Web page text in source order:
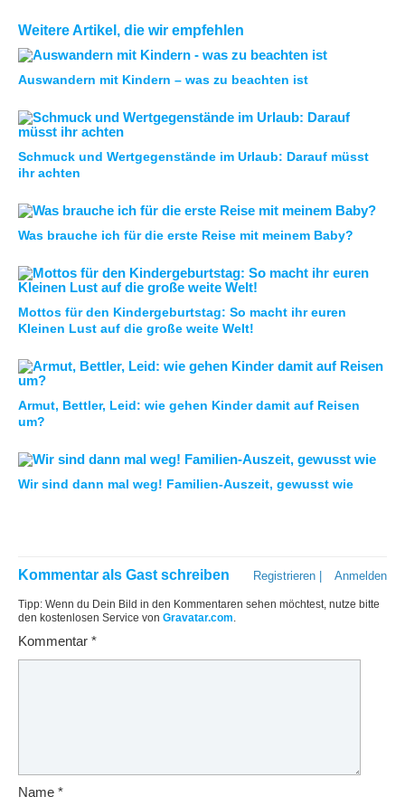
Weitere Artikel, die wir empfehlen
Auswandern mit Kindern – was zu beachten ist
Schmuck und Wertgegenstände im Urlaub: Darauf müsst
ihr achten
Was brauche ich für die erste Reise mit meinem Baby?
Mottos für den Kindergeburtstag: So macht ihr euren
Kleinen Lust auf die große weite Welt!
Armut, Bettler, Leid: wie gehen Kinder damit auf Reisen
um?
Wir sind dann mal weg! Familien-Auszeit, gewusst wie
Anmelden
Registrieren
Kommentar als Gast schreiben
Tipp: Wenn du Dein Bild in den Kommentaren sehen möchtest, nutze bitte
den kostenlosen Service von Gravatar.com
Kommentar *
Name *